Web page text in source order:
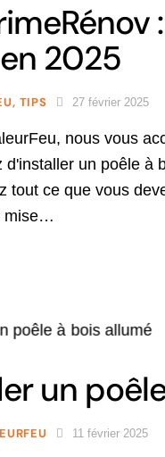
2025
, TIPS 27 février 2025
nous vous
d'installer un poêle à
tout ce que vous
mise…
un
11 février 2025